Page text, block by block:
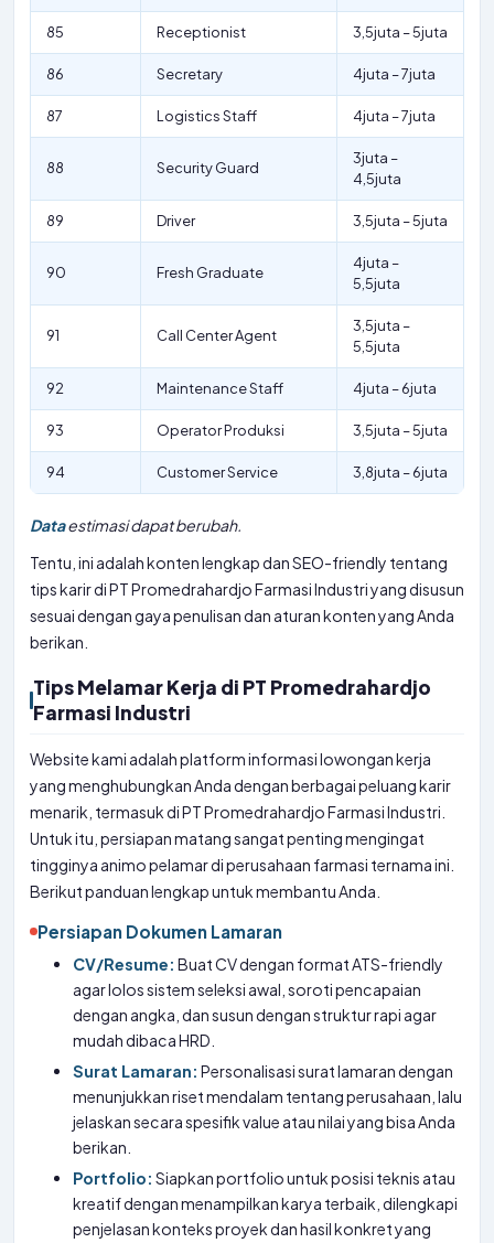
85 Receptionist 3,5juta – 5juta
86 Secretary 4juta – 7juta
87 Logistics Staff 4juta – 7juta
88 Security Guard
3juta –
4,5juta
89 Driver 3,5juta – 5juta
90 Fresh Graduate
4juta –
5,5juta
91 Call Center Agent
3,5juta –
5,5juta
92 Maintenance Staff 4juta – 6juta
93 Operator Produksi 3,5juta – 5juta
94 Customer Service 3,8juta – 6juta
Dataestimasi dapat berubah.
Tentu, ini adalah konten lengkap dan SEO-friendly tentang
tips karir di PT Promedrahardjo Farmasi Industri yang disusun
sesuai dengan gaya penulisan dan aturan konten yang Anda
berikan.
Tips Melamar Kerja di PT Promedrahardjo
Farmasi Industri
Website kami adalah platform informasi lowongan kerja
yang menghubungkan Anda dengan berbagai peluang karir
menarik, termasuk di PT Promedrahardjo Farmasi Industri.
Untuk itu, persiapan matang sangat penting mengingat
tingginya animo pelamar di perusahaan farmasi ternama ini.
Berikut panduan lengkap untuk membantu Anda.
Persiapan Dokumen Lamaran
CV/Resume: Buat CV dengan format ATS-friendly
agar lolos sistem seleksi awal, soroti pencapaian
dengan angka, dan susun dengan struktur rapi agar
mudah dibaca HRD.
Surat Lamaran: Personalisasi surat lamaran dengan
menunjukkan riset mendalam tentang perusahaan, lalu
jelaskan secara spesifik value atau nilai yang bisa Anda
berikan.
Portfolio: Siapkan portfolio untuk posisi teknis atau
kreatif dengan menampilkan karya terbaik, dilengkapi
penjelasan konteks proyek dan hasil konkret yang